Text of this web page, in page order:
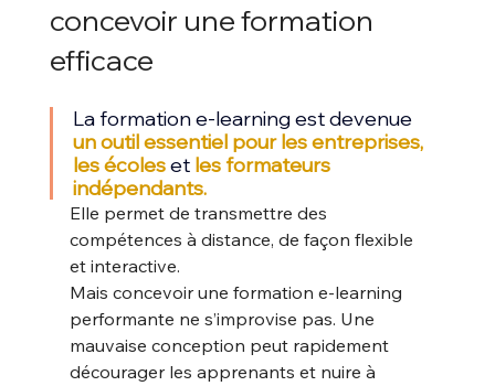
concevoir une formation
efficace
La formation e-learning est devenue
un outil essentiel pour les entreprises,
les écoles et les formateurs
indépendants.
Elle permet de transmettre des
compétences à distance, de façon flexible
et interactive.
Mais concevoir une formation e-learning
performante ne s’improvise pas. Une
mauvaise conception peut rapidement
décourager les apprenants et nuire à